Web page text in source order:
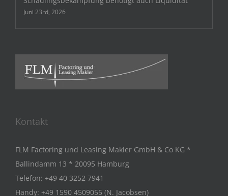
Juni 23rd, 2026
Kontakt
FLM Factoring und Leasing Makler GmbH & Co KG *
Ballindamm 13 * 20095 Hamburg
Telefon: +49 40 3252 7941
Handy: +49 1590 4509055 (N. Jacobsen)